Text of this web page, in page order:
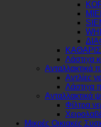
Λάστιχα
Ανταλλακτικά
Αντλίες
Λάστιχα
Ανταλλακτικά
Φίλτρα
Μικρές Οικιακές